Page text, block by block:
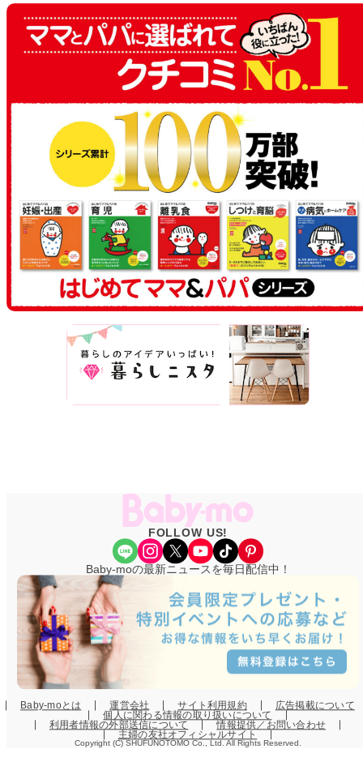
FOLLOW US!
Share Icon Instagram X YouTube TikTok Pinterest
Baby-moの最新ニュースを毎日配信中！
Baby-moとは 運営会社 サイト利用規約
広告掲載について
個人に関わる情報の取り扱いについて
利用者情報の外部送信について
情報提供／お問い合わせ
主婦の友社オフィシャルサイト
Copyright (C) SHUFUNOTOMO Co., Ltd. All Rights Reserved.